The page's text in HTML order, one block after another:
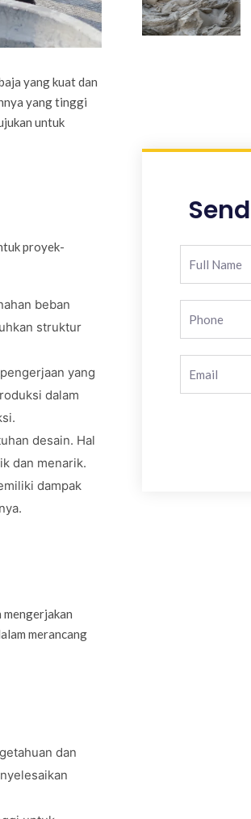
yang kuat dan
yang tinggi
untuk
proyek-
beban
struktur
yang
dalam
desain. Hal
dan menarik.
dampak
merancang
dan